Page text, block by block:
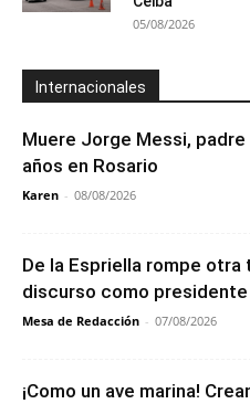
05/08/2026
Internacionales
Muere Jorge Messi,
años en Rosario
Karen - 08/08/2026
De la Espriella rompe
discurso como
Mesa de Redacción - 07/08/2026
¡Como un ave marina!